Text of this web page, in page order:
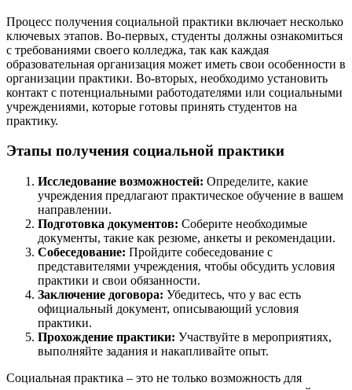
Процесс получения социальной практики включает несколько
ключевых этапов. Во-первых, студенты должны ознакомиться
с требованиями своего колледжа, так как каждая
образовательная организация может иметь свои особенности в
организации практики. Во-вторых, необходимо установить
контакт с потенциальными работодателями или социальными
учреждениями, которые готовы принять студентов на
практику.
Этапы получения социальной практики
Исследование возможностей: Определите, какие
учреждения предлагают практическое обучение в вашем
направлении.
Подготовка документов: Соберите необходимые
документы, такие как резюме, анкеты и рекомендации.
Собеседование: Пройдите собеседование с
представителями учреждения, чтобы обсудить условия
практики и свои обязанности.
Заключение договора: Убедитесь, что у вас есть
официальный документ, описывающий условия
практики.
Прохождение практики: Участвуйте в мероприятиях,
выполняйте задания и накапливайте опыт.
Социальная практика – это не только возможность для